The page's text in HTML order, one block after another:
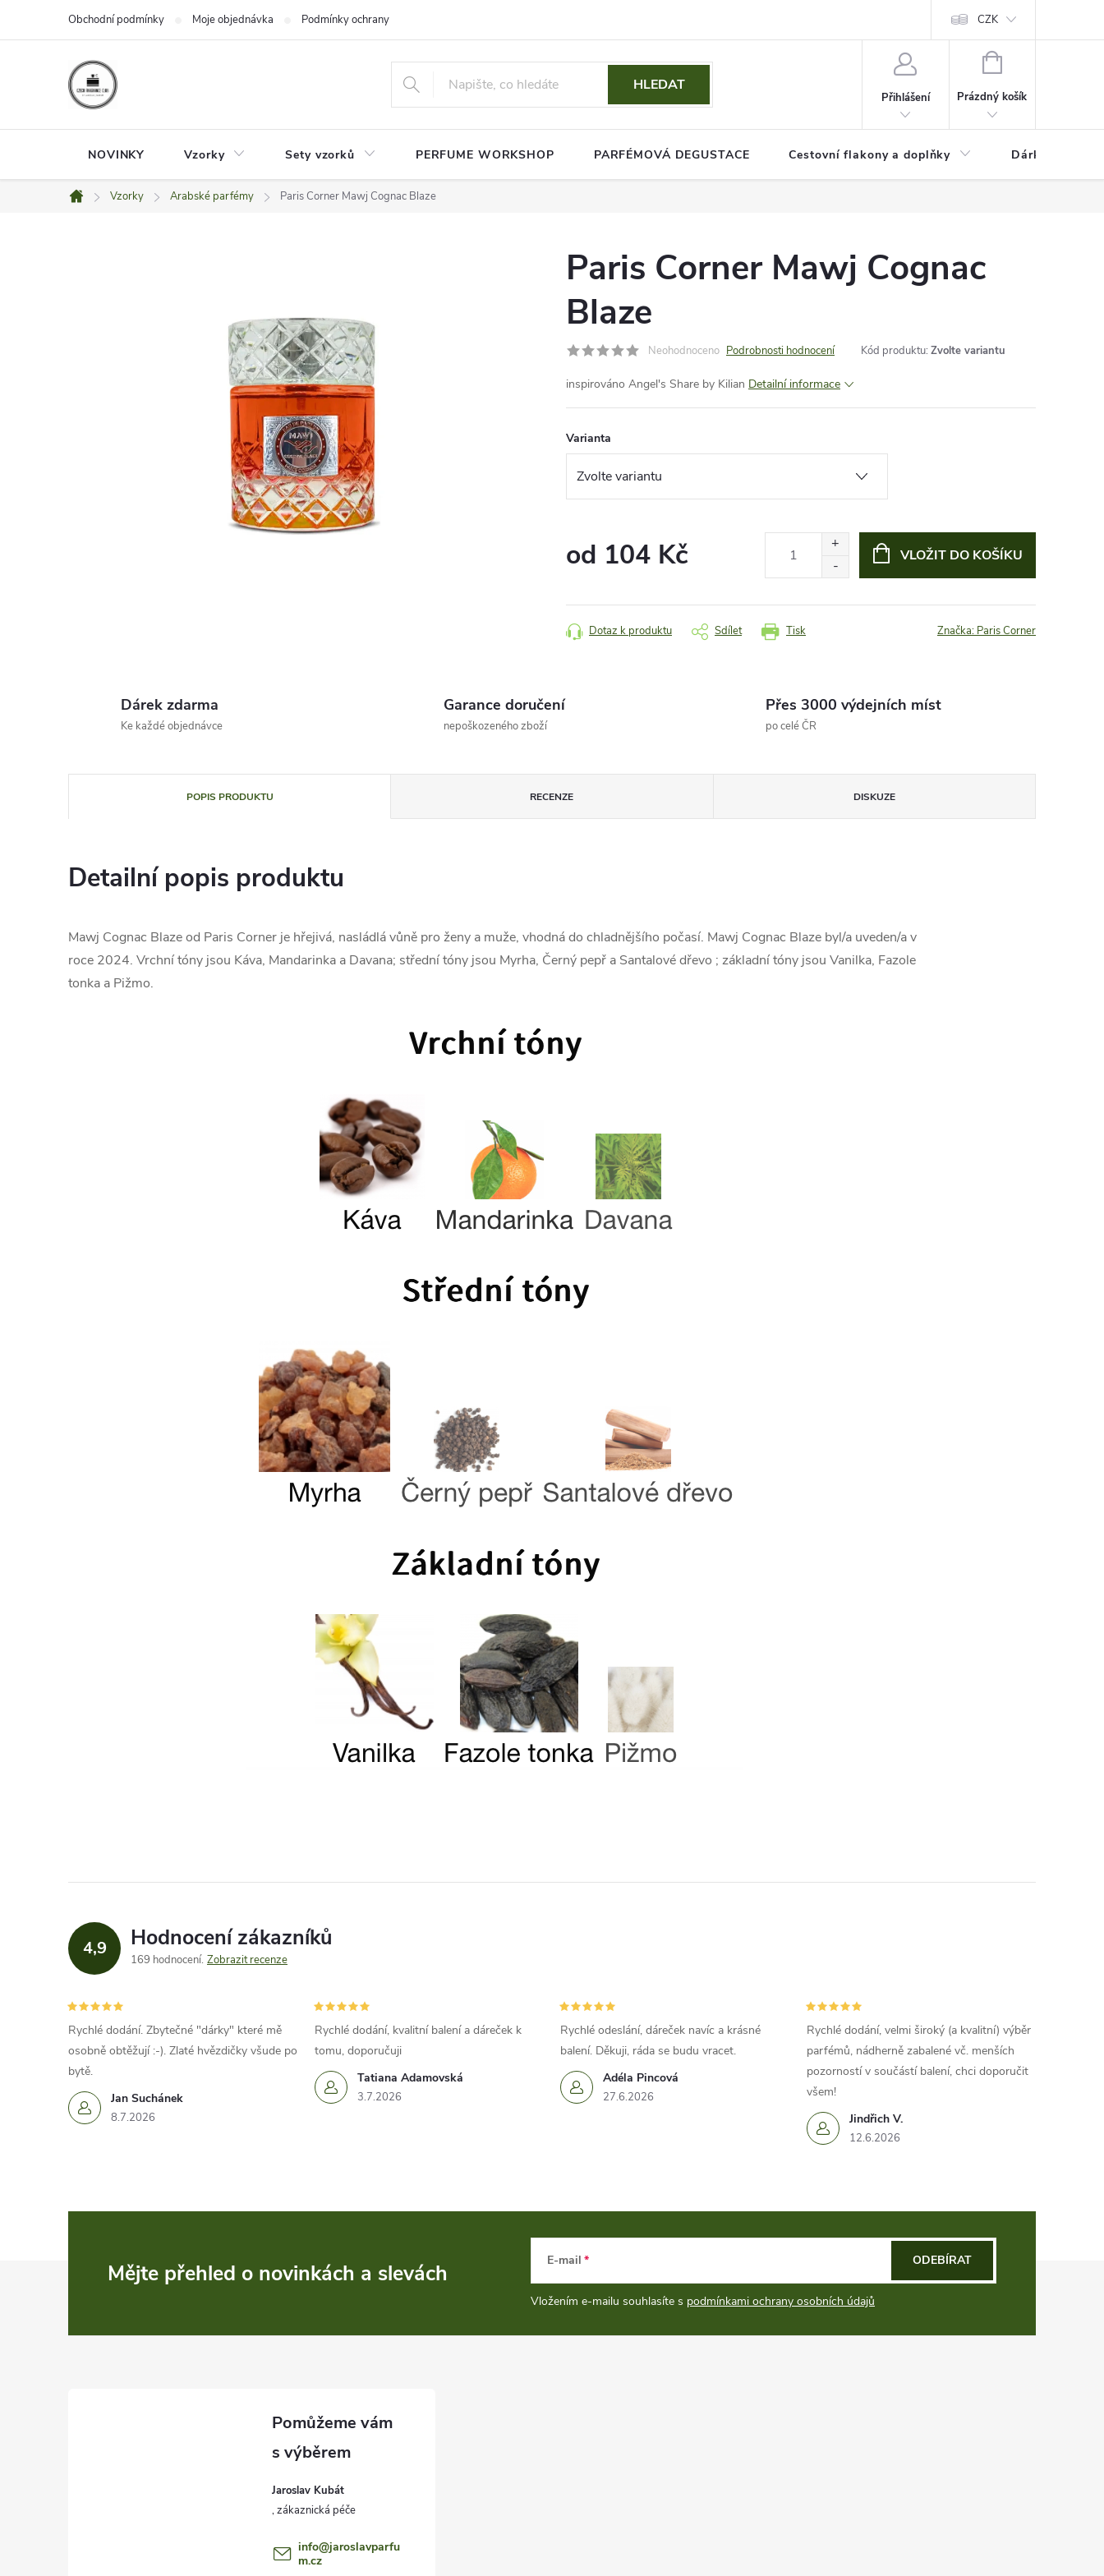
Obchodní podmínky Moje objednávka Podmínky ochrany osobních údajů CZK
HLEDAT
Přihlášení
NÁKUPNÍ
Prázdný košík
NOVINKY Vzorky Sety vzorků PERFUME WORKSHOP PARFÉMOVÁ DEGUSTACE Cestovní flakony a doplňky Dárkové
Domů
Vzorky Arabské parfémy Paris Corner Mawj Cognac Blaze
Paris Corner Mawj Cognac
Blaze
Neohodnoceno Podrobnosti hodnocení Kód produktu: Zvolte variantu
inspirováno Angel's Share by Kilian Detailní informace
Varianta
od 104 Kč VLOŽIT DO KOŠÍKU
Tisk
Dotaz k produktu Sdílet Značka: Paris Corner
Dárek zdarma
Ke každé objednávce
Garance doručení
nepoškozeného zboží
Přes 3000 výdejních míst
po celé ČR
POPIS PRODUKTU RECENZE DISKUZE
Detailní popis produktu
Mawj Cognac Blaze od Paris Corner je hřejivá, nasládlá vůně pro ženy a muže, vhodná do chladnějšího počasí. Mawj Cognac Blaze byl/a uveden/a v
roce 2024. Vrchní tóny jsou Káva, Mandarinka a Davana; střední tóny jsou Myrha, Černý pepř a Santalové dřevo ; základní tóny jsou Vanilka, Fazole
tonka a Pižmo.
4,9 Hodnocení zákazníků
169 hodnocení Zobrazit recenze
Jan Suchánek
8.7.2026
Rychlé dodání. Zbytečné "dárky" které mě
osobně obtěžují :-). Zlaté hvězdičky všude po
bytě.
Tatiana Adamovská
3.7.2026
Rychlé dodání, kvalitní balení a dáreček k
tomu, doporučuji
Adéla Pincová
27.6.2026
Rychlé odeslání, dáreček navíc a krásné
balení. Děkuji, ráda se budu vracet.
Jindřich V.
12.6.2026
Rychlé dodání, velmi široký (a kvalitní) výběr
parfémů, nádherně zabalené vč. menších
pozorností v součástí balení, chci doporučit
všem!
Mějte přehled o novinkách a slevách E-mail
Vložením e-mailu souhlasíte s podmínkami ochrany osobních údajů
ODEBÍRAT
Jaroslav Kubát
info@jaroslavparfu
m.cz